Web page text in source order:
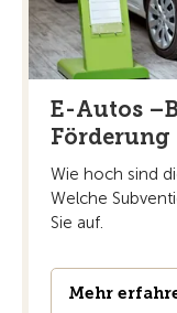
E-Autos
Förderung
Wie hoch sind
Welche
Sie auf.
Mehr